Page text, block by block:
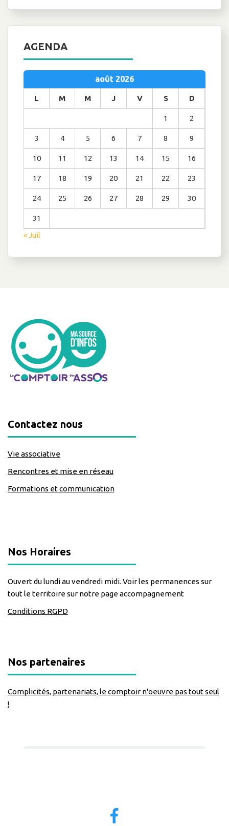
AGENDA
août 2026
L M M J V S D
1 2
3 4 5 6 7 8 9
10 11 12 13 14 15 16
17 18 19 20 21 22 23
24 25 26 27 28 29 30
31
« Juil
Contactez nous
Vie associative
Rencontres et mise en réseau
Formations et communication
Nos Horaires
Ouvert du lundi au vendredi midi. Voir les permanences sur
tout le territoire sur notre page accompagnement
Conditions RGPD
Nos partenaires
Complicités, partenariats, le comptoir n'oeuvre pas tout seul
!